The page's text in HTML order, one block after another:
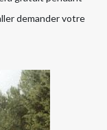
demander votre